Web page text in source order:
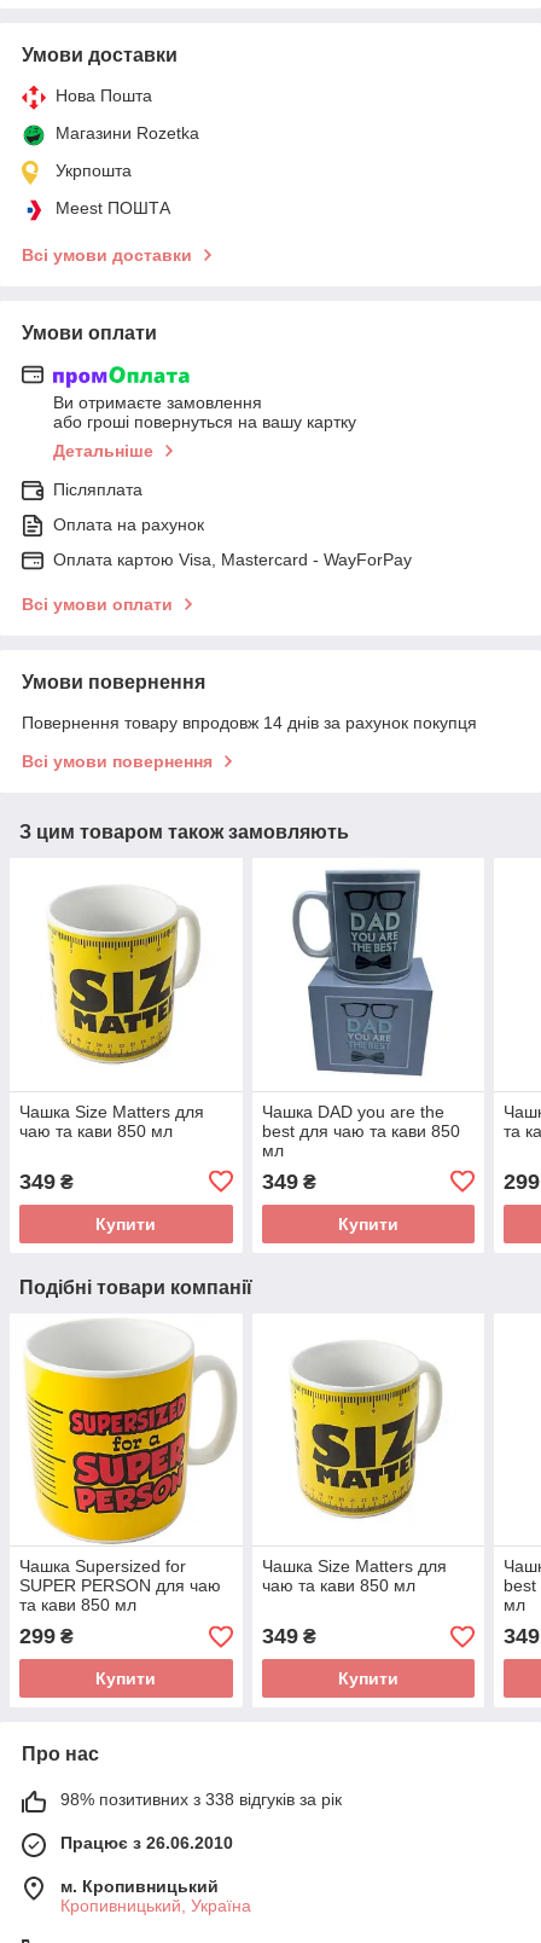
Умови доставки
Нова Пошта
Магазини Rozetka
Укрпошта
Meest ПОШТА
Всі умови доставки
Умови оплати
Ви отримаєте замовлення
або гроші повернуться на вашу картку
Детальніше
Післяплата
Оплата на рахунок
Оплата картою Visa, Mastercard - WayForPay
Всі умови оплати
Умови повернення
Повернення товару впродовж 14 днів за рахунок покупця
Всі умови повернення
З цим товаром також замовляють
Чашка Size Matters для
чаю та кави 850 мл
349 ₴
Купити
Чашка DAD you are the
best для чаю та кави 850
мл
349₴
Купити
та
299
Подібні товари компанії
Чашка Supersized for
SUPER PERSON для чаю
та кави 850 мл
299 ₴
Купити
Чашка Size Matters для
чаю та кави 850 мл
349₴
Купити
best
мл
349
Про нас
98% позитивних з 338 відгуків за рік
Працює з 26.06.2010
м. Кропивницький
Кропивницький, Україна